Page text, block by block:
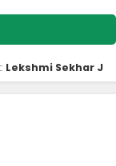
Lekshmi Sekhar J